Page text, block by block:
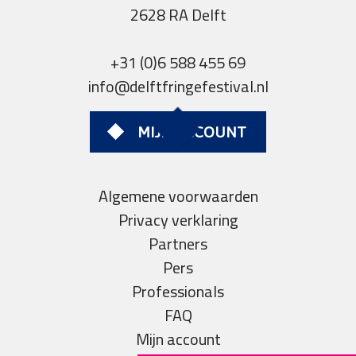
2628 RA Delft
+31 (0)6 588 455 69
info@delftfringefestival.nl
MIJN ACCOUNT
Algemene voorwaarden
Privacy verklaring
Partners
Pers
Professionals
FAQ
Mijn account